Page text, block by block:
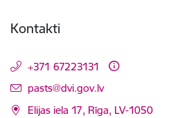
Kontakti
+371 67223131
E-pasts:
pasts@dvi.gov.lv
Elijas iela 17, Rīga, LV-1050